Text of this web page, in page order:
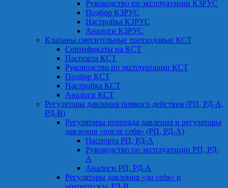
Руководство по эксплуатации КЗРУС
Подбор КЗРУС
Настройка КЗРУС
Аналоги КЗРУС
Клапаны смесительные трехходовые КСТ
Сертификаты на КСТ
Паспорта КСТ
Руководство по эксплуатации КСТ
Подбор КСТ
Настройка КСТ
Аналоги КСТ
Регуляторы давления прямого действия (РП, РД-А,
РД-В)
Регуляторы перепада давления и регуляторы
давления «после себя» (РП, РД-А)
Паспорта РП, РД-А
Руководство по эксплуатации РП, РД-
А
Аналоги РП, РД-А
Регуляторы давления «до себя» и
«перепуска» РД-В